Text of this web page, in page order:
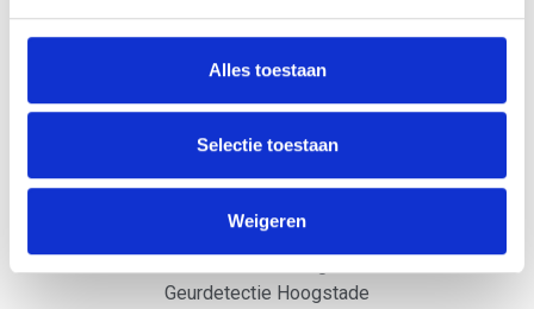
Alles toestaan
Selectie toestaan
Weigeren
Geurdetectie Gistel
Geurdetectie Goeferdinge
Geurdetectie Harelbeke
Geurdetectie Heestert
Geurdetectie Heule
Geurdetectie Hoogstade